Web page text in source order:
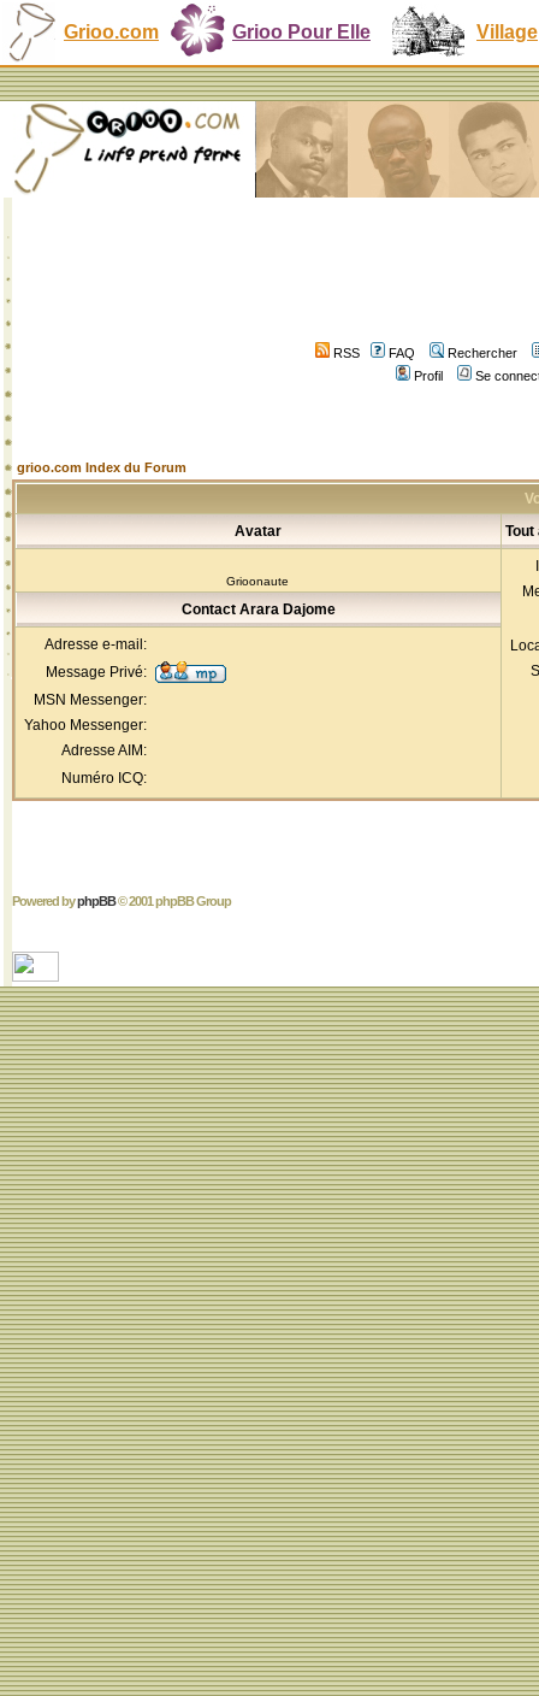
Grioo.com Grioo Pour Elle Village
RSS FAQ
Rechercher
Profil
Se
grioo.com Index du Forum
Avatar
Tout
Grioonaute
Contact Arara Dajome
Adresse e-mail:
Message Privé:
MSN Messenger:
Yahoo Messenger:
Adresse AIM:
Numéro ICQ:
Powered byphpBB© 2001 phpBB Group